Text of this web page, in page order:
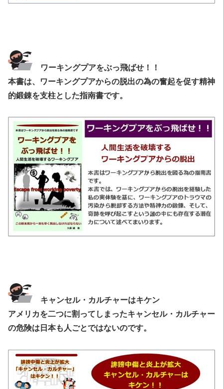
ワーキングプアをぶっ飛ばせ！！
本書は、ワーキングプアからの脱出の為の奮起を促す精神
的鍛錬を支柱とした指南書です。
キャンセル・カルチャーはキケン
アメリカを二つに割ってしまったキャンセル・カルチャー
の危険は日本も人ごとではないのです。